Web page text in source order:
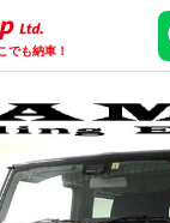
でも納車！